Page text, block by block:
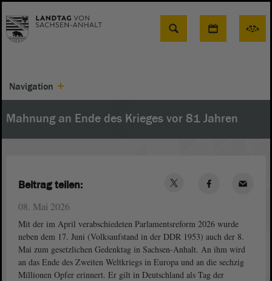
Suche
Navigation
Mahnung an Ende des Krieges vor 81 Jahren
08. Mai 2026
Mit der im April verabschiedeten Parlamentsreform 2026 wurde
neben dem 17. Juni (Volksaufstand in der DDR 1953) auch der 8.
Mai zum gesetzlichen Gedenktag in Sachsen-Anhalt. An ihm wird
an das Ende des Zweiten Weltkriegs in Europa und an die sechzig
Millionen Opfer erinnert. Er gilt in Deutschland als Tag der
Beitrag teilen: